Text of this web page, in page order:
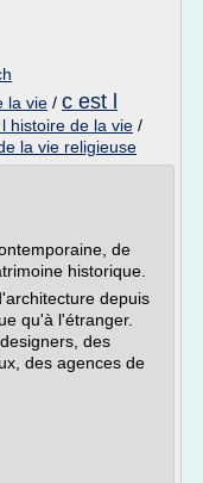
la vie / c est l
histoire de la vie /
la vie religieuse
de
historique.
depuis
qu'à l'étranger.
des
des agences de